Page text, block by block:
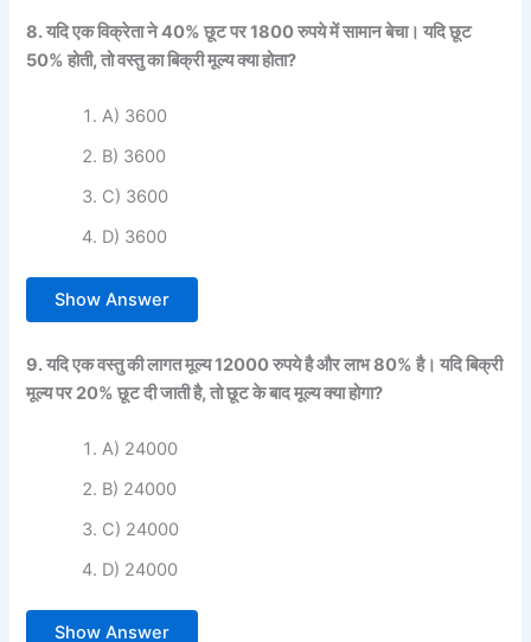
8. यदि एक विक्रेता ने 40% छूट पर 1800 रुपये में सामान बेचा। यदि छूट
50% होती, तो वस्तु का बिक्री मूल्य क्या होता?
A) 3600
B) 3600
C) 3600
D) 3600
Show Answer
9. यदि एक वस्तु की लागत मूल्य 12000 रुपये है और लाभ 80% है। यदि बिक्री
मूल्य पर 20% छूट दी जाती है, तो छूट के बाद मूल्य क्या होगा?
A) 24000
B) 24000
C) 24000
D) 24000
Show Answer